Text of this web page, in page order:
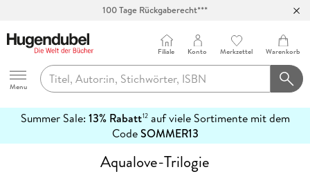
100 Tage Rückgaberecht***
Hugendubel
Menu
Filiale Konto Merkzettel Warenkorb
Summer Sale: 13% Rabatt12auf viele Sortimente mit dem
CodeSOMMER13
erfahren
Aqualove-Trilogie